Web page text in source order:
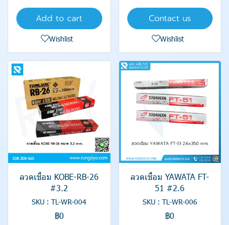
Add to cart
Wishlist
Contact us
Wishlist
ลวดเชื่อม KOBE-RB-26
#3.2
SKU : TL-WR-004
฿0
ลวดเชื่อม YAWATA FT-
51 #2.6
SKU : TL-WR-006
฿0